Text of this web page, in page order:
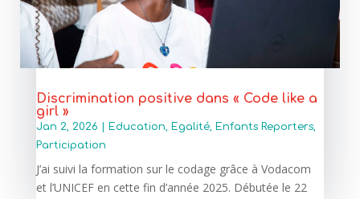
Discrimination positive dans « Code like a
girl »
Jan 2, 2026 | Education Egalité, Enfants Reporters,
Participation
J’ai suivi la formation sur le codage grâce à Vodacom
et l’UNICEF en cette fin d’année 2025. Débutée le 22